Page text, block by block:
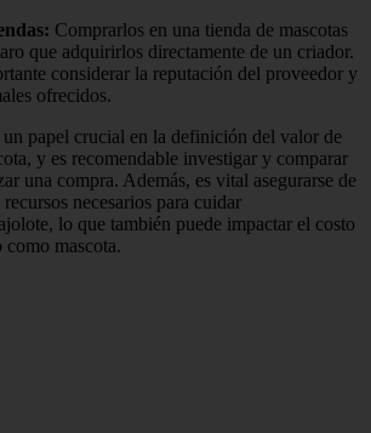
: Comprarlos en una tienda de mascotas
que adquirirlos directamente de un criador.
considerar la reputación del proveedor y
ofrecidos.
un papel crucial en la definición del valor de
y es recomendable investigar y comparar
una compra. Además, es vital asegurarse de
necesarios para cuidar
lo que también puede impactar el costo
como mascota.